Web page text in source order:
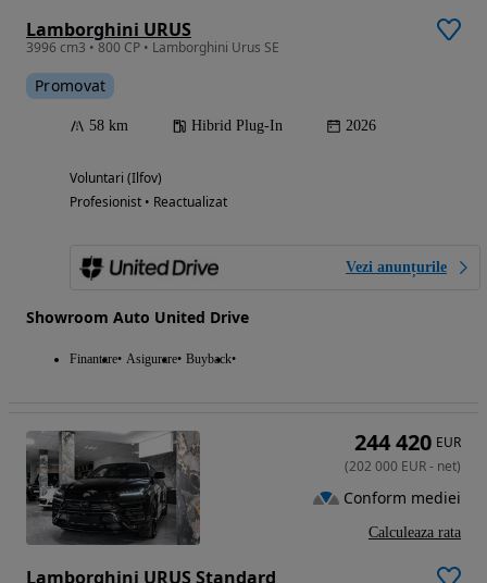
Lamborghini URUS
3996 cm3 • 800 CP • Lamborghini Urus SE
Promovat
58 km Hibrid Plug-In 2026
Voluntari (Ilfov)
Profesionist • Reactualizat
Vezi anunțurile
Showroom Auto United Drive
Finantare Asigurare Buyback
Lamborghini URUS Standard
244 420 EUR
(202 000 EUR- net)
Conform mediei
Calculeaza rata